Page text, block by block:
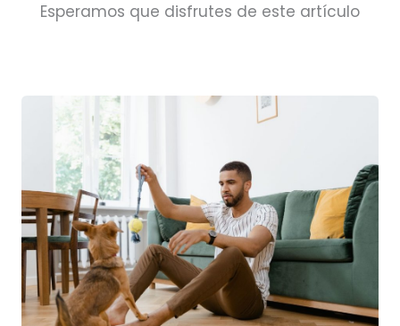
Esperamos que disfrutes de este artículo